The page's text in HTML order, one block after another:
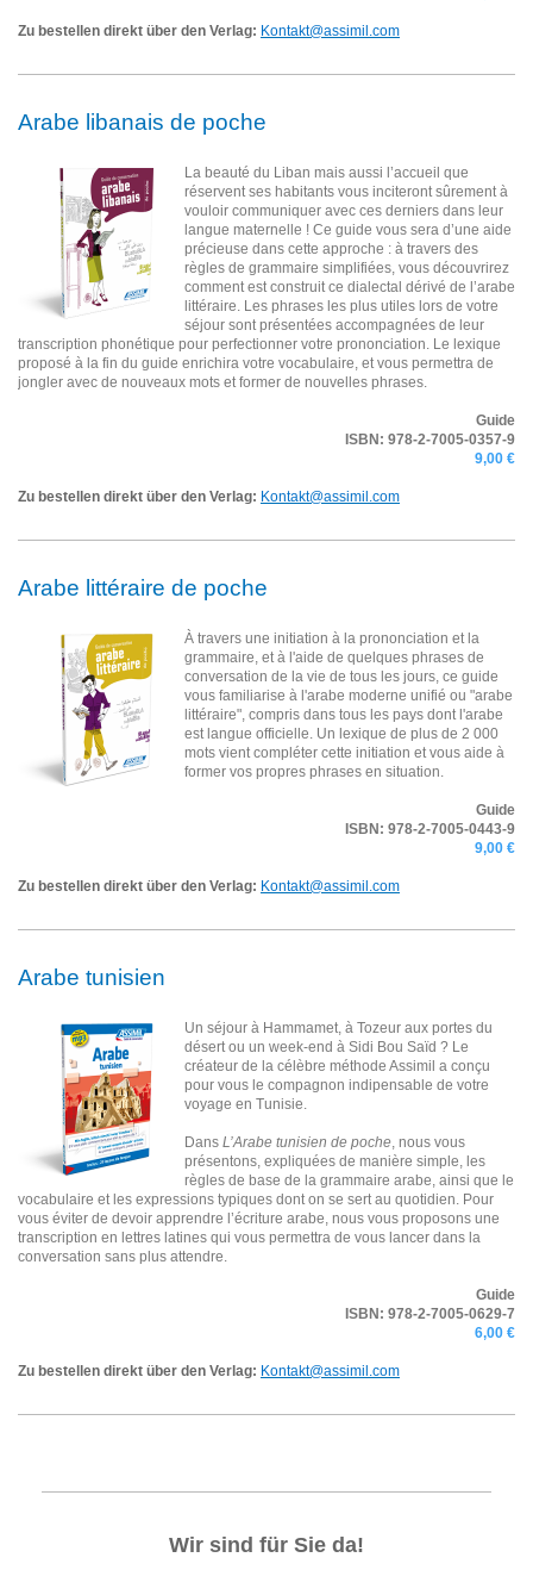
Zu bestellen direkt über den Verlag: Kontakt@assimil.com
Arabe libanais de poche
La beauté du Liban mais aussi l’accueil que
réservent ses habitants vous inciteront sûrement à
vouloir communiquer avec ces derniers dans leur
langue maternelle ! Ce guide vous sera d’une aide
précieuse dans cette approche : à travers des
règles de grammaire simplifiées, vous découvrirez
comment est construit ce dialectal dérivé de l’arabe
littéraire. Les phrases les plus utiles lors de votre
séjour sont présentées accompagnées de leur
transcription phonétique pour perfectionner votre prononciation. Le lexique
proposé à la fin du guide enrichira votre vocabulaire, et vous permettra de
jongler avec de nouveaux mots et former de nouvelles phrases.
Guide
ISBN: 978-2-7005-0357-9
9,00 €
Zu bestellen direkt über den Verlag: Kontakt@assimil.com
Arabe littéraire de poche
À travers une initiation à la prononciation et la
grammaire, et à l'aide de quelques phrases de
conversation de la vie de tous les jours, ce guide
vous familiarise à l'arabe moderne unifié ou "arabe
littéraire", compris dans tous les pays dont l'arabe
est langue officielle. Un lexique de plus de 2 000
mots vient compléter cette initiation et vous aide à
former vos propres phrases en situation.
Guide
ISBN: 978-2-7005-0443-9
9,00 €
Zu bestellen direkt über den Verlag: Kontakt@assimil.com
Arabe tunisien
Un séjour à Hammamet, à Tozeur aux portes du
désert ou un week-end à Sidi Bou Saïd ? Le
créateur de la célèbre méthode Assimil a conçu
pour vous le compagnon indipensable de votre
voyage en Tunisie.
Dans L’Arabe tunisien de poche , nous vous
présentons, expliquées de manière simple, les
règles de base de la grammaire arabe, ainsi que le
vocabulaire et les expressions typiques dont on se sert au quotidien. Pour
vous éviter de devoir apprendre l’écriture arabe, nous vous proposons une
transcription en lettres latines qui vous permettra de vous lancer dans la
conversation sans plus attendre.
Guide
ISBN: 978-2-7005-0629-7
6,00 €
Zu bestellen direkt über den Verlag: Kontakt@assimil.com
Wir sind für Sie da!